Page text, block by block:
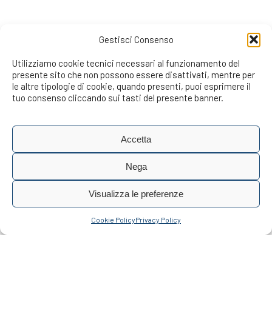
Gestisci Consenso
Utilizziamo cookie tecnici necessari al funzionamento del
presente sito che non possono essere disattivati, mentre per
le altre tipologie di cookie, quando presenti, puoi esprimere il
tuo consenso cliccando sui tasti del presente banner.
Accetta
Nega
Visualizza le preferenze
Cookie PolicyPrivacy Policy